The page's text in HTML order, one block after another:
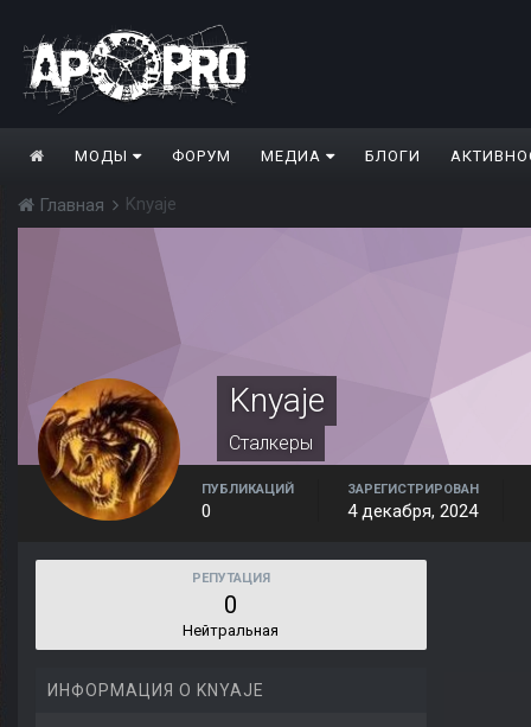
МОДЫ ФОРУМ МЕДИА БЛОГИ
Главная Knyaje
Knyaje
Сталкеры
ПУБЛИКАЦИЙ
0
ЗАРЕГИСТРИРОВАН
4 декабря, 2024
РЕПУТАЦИЯ
0
Нейтральная
ИНФОРМАЦИЯ О KNYAJE